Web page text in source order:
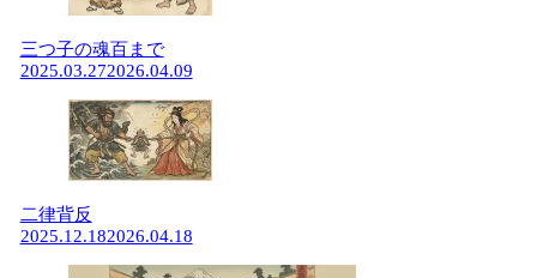
三つ子の魂百まで
2025.03.272026.04.09
二律背反
2025.12.182026.04.18